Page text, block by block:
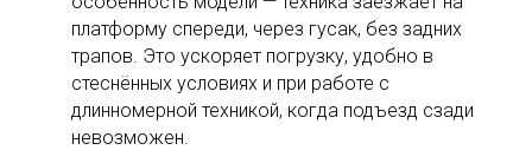
платформу спереди, через гусак, без задних
трапов. Это ускоряет погрузку, удобно в
стеснённых условиях и при работе с
длинномерной техникой, когда подъезд сзади
невозможен.